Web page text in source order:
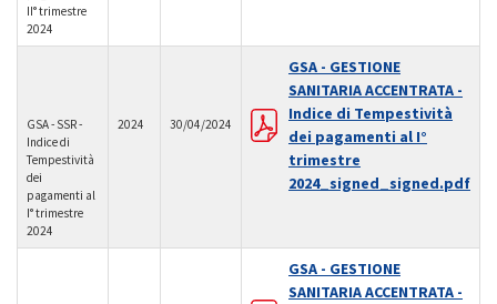
II° trimestre
2024
GSA - SSR -
Indice di
Tempestività
dei
pagamenti al
I° trimestre
2024
2024 30/04/2024
GSA - GESTIONE
SANITARIA ACCENTRATA -
Indice di Tempestività
dei pagamenti al I°
trimestre
2024_signed_signed.pdf
GSA - GESTIONE
SANITARIA ACCENTRATA -